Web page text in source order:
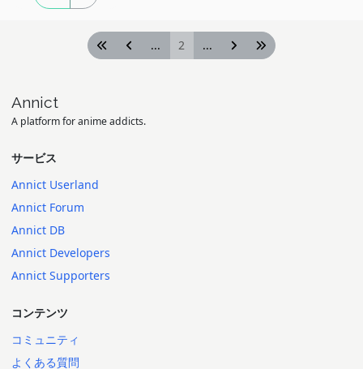
... 2 ...
Annict
A platform for anime addicts.
サービス
Annict Userland
Annict Forum
Annict DB
Annict Developers
Annict Supporters
コンテンツ
コミュニティ
よくある質問